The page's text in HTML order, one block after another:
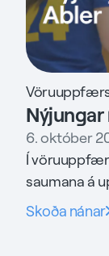
6. október
Í
saumana á
loftið
Skoða nánar